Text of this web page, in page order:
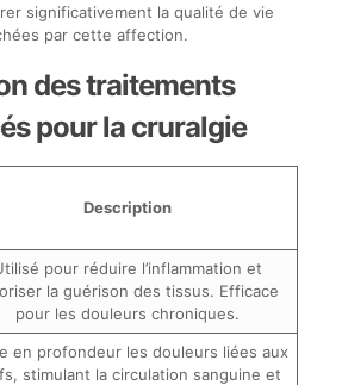
significativement la qualité de vie
par cette affection.
des traitements
pour la cruralgie
Description
pour réduire l’inflammation et
la guérison des tissus. Efficace
pour les douleurs chroniques.
en profondeur les douleurs liées aux
stimulant la circulation sanguine et